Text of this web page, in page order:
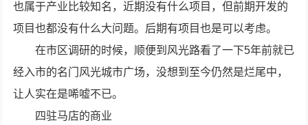
也属于产业比较知名，近期没有什么项目，但前期开发的
项目也都没有什么大问题。后期有项目也是可以考虑。
在市区调研的时候，顺便到风光路看了一下5年前就已
经入市的名门风光城市广场，没想到至今仍然是烂尾中，
让人实在是唏嘘不已。
四驻马店的商业